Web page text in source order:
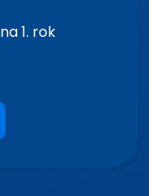
na 1. rok